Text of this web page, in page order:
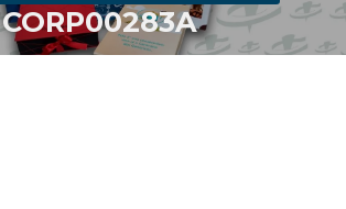
CORP00283A